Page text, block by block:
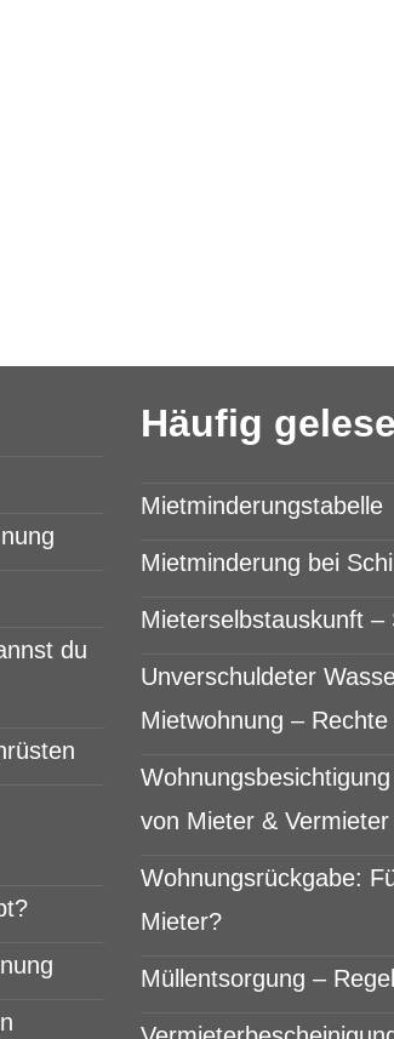
du
Häufig
Mietminderungstabelle
Mietminderung bei
Mieterselbstauskunft
Unverschuldeter
Mietwohnung –
von Mieter & Vermieter
Wohnungsrückgabe:
Mieter?
Müllentsorgung –